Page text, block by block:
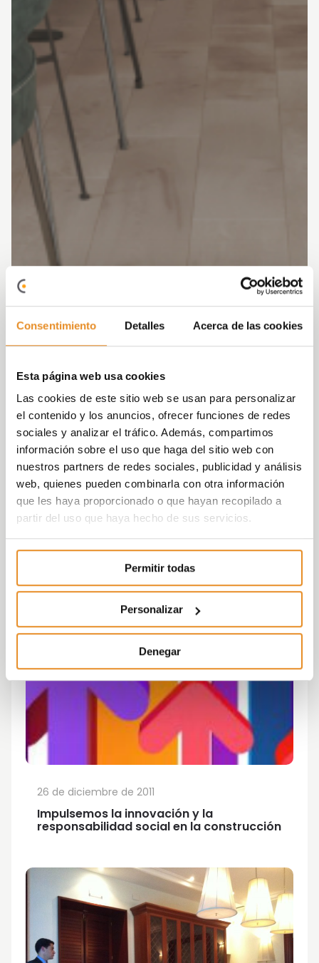
Consentimiento Detalles Acerca de las cookies
Esta página web usa cookies
Las cookies de este sitio web se usan para personalizar
el contenido y los anuncios, ofrecer funciones de redes
sociales y analizar el tráfico. Además, compartimos
información sobre el uso que haga del sitio web con
nuestros partners de redes sociales, publicidad y análisis
web, quienes pueden combinarla con otra información
que les haya proporcionado o que hayan recopilado a
partir del uso que haya hecho de sus servicios.
Permitir todas
Personalizar
Denegar
Impulsemos la innovación y la
responsabilidad social en la construcción
26 de diciembre de 2011